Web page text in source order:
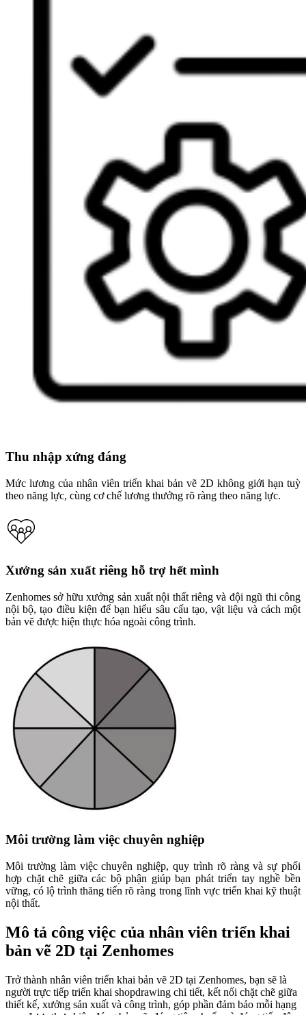
Thu nhập xứng đáng
Mức lương của nhân viên triển khai bản vẽ 2D không giới hạn tuỳ
theo năng lực, cùng cơ chế lương thưởng rõ ràng theo năng lực.
Xưởng sản xuất riêng hỗ trợ hết mình
Zenhomes sở hữu xưởng sản xuất nội thất riêng và đội ngũ thi công
nội bộ, tạo điều kiện để bạn hiểu sâu cấu tạo, vật liệu và cách một
bản vẽ được hiện thực hóa ngoài công trình.
Môi trường làm việc chuyên nghiệp
Môi trường làm việc chuyên nghiệp, quy trình rõ ràng và sự phối
hợp chặt chẽ giữa các bộ phận giúp bạn phát triển tay nghề bền
vững, có lộ trình thăng tiến rõ ràng trong lĩnh vực triển khai kỹ thuật
nội thất.
Mô tả công việc của nhân viên triển khai
bản vẽ 2D tại Zenhomes
Trở thành nhân viên triển khai bản vẽ 2D tại Zenhomes, bạn sẽ là
người trực tiếp triển khai shopdrawing chi tiết, kết nối chặt chẽ giữa
thiết kế, xưởng sản xuất và công trình, góp phần đảm bảo mỗi hạng